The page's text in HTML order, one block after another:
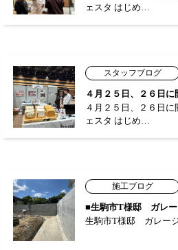
ェスタ はじめ…
スタッフブログ
４月２５日、２６日
４月２５日、２６日
ェスタ はじめ…
施工ブログ
■生駒市T様邸 ガレー
生駒市T様邸 ガレー